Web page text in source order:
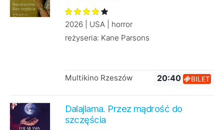
2026 | USA | horror
reżyseria: Kane Parsons
Multikino Rzeszów 20:40 BILET
Dalajlama. Przez mądrość do
szczęścia